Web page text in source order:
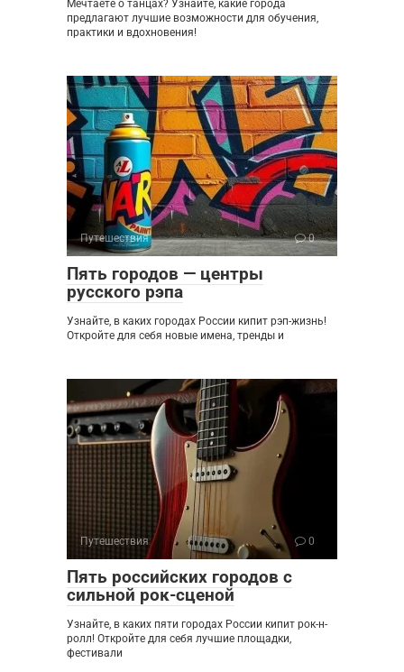
Мечтаете о танцах? Узнайте, какие города
предлагают лучшие возможности для обучения,
практики и вдохновения!
Путешествия 0
Пять городов — центры
русского рэпа
Узнайте, в каких городах России кипит рэп-жизнь!
Откройте для себя новые имена, тренды и
Путешествия 0
Пять российских городов с
сильной рок-сценой
Узнайте, в каких пяти городах России кипит рок-н-
ролл! Откройте для себя лучшие площадки,
фестивали